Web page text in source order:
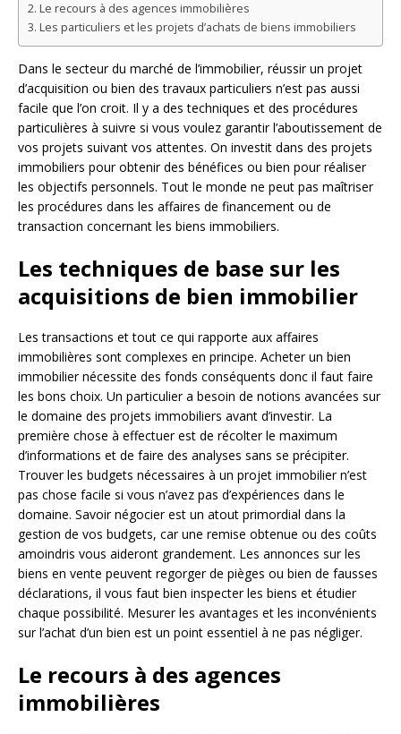
Le recours à des agences immobilières
Les particuliers et les projets d’achats de biens immobiliers
Dans le secteur du marché de l’immobilier, réussir un projet
d’acquisition ou bien des travaux particuliers n’est pas aussi
facile que l’on croit. Il y a des techniques et des procédures
particulières à suivre si vous voulez garantir l’aboutissement de
vos projets suivant vos attentes. On investit dans des projets
immobiliers pour obtenir des bénéfices ou bien pour réaliser
les objectifs personnels. Tout le monde ne peut pas maîtriser
les procédures dans les affaires de financement ou de
transaction concernant les biens immobiliers.
Les techniques de base sur les
acquisitions de bien immobilier
Les transactions et tout ce qui rapporte aux affaires
immobilières sont complexes en principe. Acheter un bien
immobilier nécessite des fonds conséquents donc il faut faire
les bons choix. Un particulier a besoin de notions avancées sur
le domaine des projets immobiliers avant d’investir. La
première chose à effectuer est de récolter le maximum
d’informations et de faire des analyses sans se précipiter.
Trouver les budgets nécessaires à un projet immobilier n’est
pas chose facile si vous n’avez pas d’expériences dans le
domaine. Savoir négocier est un atout primordial dans la
gestion de vos budgets, car une remise obtenue ou des coûts
amoindris vous aideront grandement. Les annonces sur les
biens en vente peuvent regorger de pièges ou bien de fausses
déclarations, il vous faut bien inspecter les biens et étudier
chaque possibilité. Mesurer les avantages et les inconvénients
sur l’achat d’un bien est un point essentiel à ne pas négliger.
Le recours à des agences
immobilières